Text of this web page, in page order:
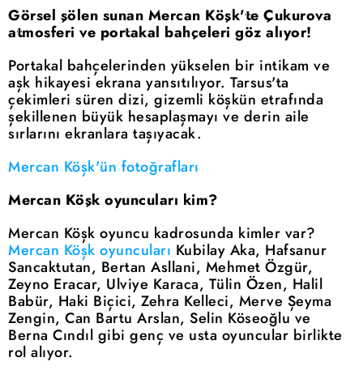
Görsel şölen sunan Mercan Köşk'te Çukurova
atmosferi ve portakal bahçeleri göz alıyor!
Portakal bahçelerinden yükselen bir intikam ve
aşk hikayesi ekrana yansıtılıyor. Tarsus'ta
çekimleri süren dizi, gizemli köşkün etrafında
şekillenen büyük hesaplaşmayı ve derin aile
sırlarını ekranlara taşıyacak.
Mercan Köşk'ün fotoğrafları
Mercan Köşk oyuncuları kim?
Mercan Köşk oyuncu kadrosunda kimler var?
Mercan Köşk oyuncuları Kubilay Aka, Hafsanur
Sancaktutan, Bertan Asllani, Mehmet Özgür,
Zeyno Eracar, Ulviye Karaca, Tülin Özen, Halil
Babür, Haki Biçici, Zehra Kelleci, Merve Şeyma
Zengin, Can Bartu Arslan, Selin Köseoğlu ve
Berna Cındıl gibi genç ve usta oyuncular birlikte
rol alıyor.